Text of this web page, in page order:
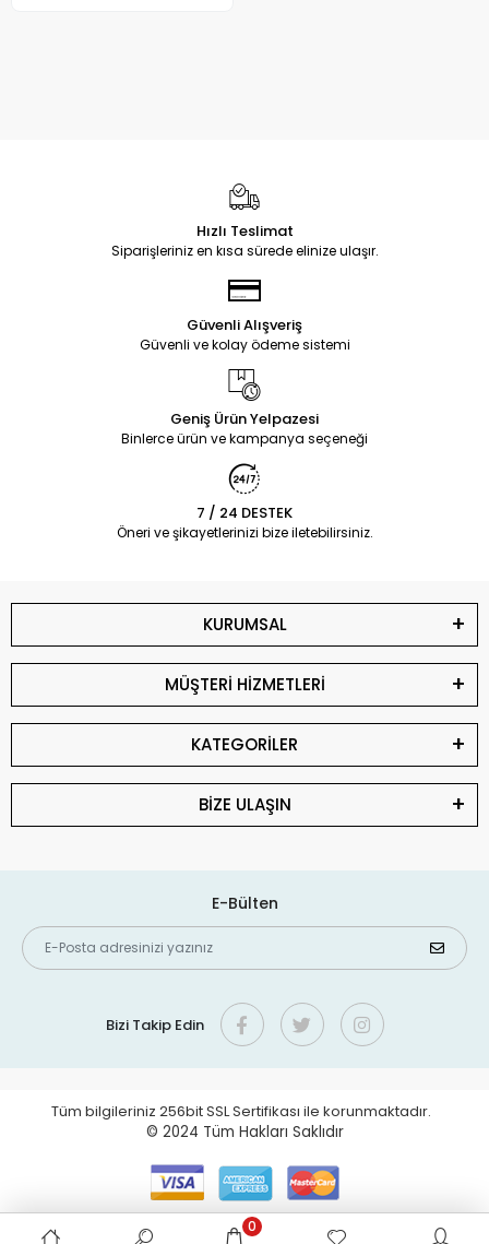
Hızlı Teslimat
Siparişleriniz en kısa sürede elinize ulaşır.
Güvenli Alışveriş
Güvenli ve kolay ödeme sistemi
Geniş Ürün Yelpazesi
Binlerce ürün ve kampanya seçeneği
7 / 24 DESTEK
Öneri ve şikayetlerinizi bize iletebilirsiniz.
KURUMSAL
MÜŞTERİ HİZMETLERİ
KATEGORİLER
BİZE ULAŞIN
E-Bülten
Bizi Takip Edin
Tüm bilgileriniz 256bit SSL Sertifikası ile korunmaktadır.
© 2024 Tüm Hakları Saklıdır
0